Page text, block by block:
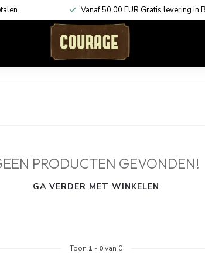
Vanaf 50,00 EUR Gratis levering in
KADOBONNEN SHOP THE
PRODUCTEN GEVONDEN!
GA VERDER MET WINKELEN
Toon 1 - 0van 0